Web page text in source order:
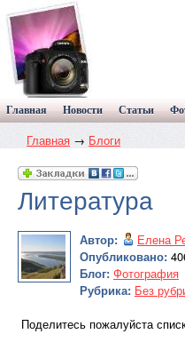
Главная Новости Статьи
Главная → Блоги
Литература
Автор:
Елена
Опубликовано:
Блог: Фотография
Рубрика: Без
Поделитесь пожалуйста